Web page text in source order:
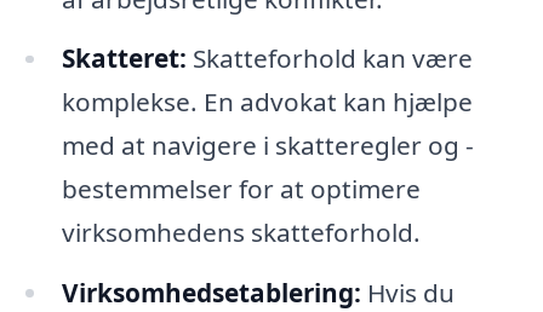
Skatteret: Skatteforhold kan være
komplekse. En advokat kan hjælpe
med at navigere i skatteregler og -
bestemmelser for at optimere
virksomhedens skatteforhold.
Virksomhedsetablering: Hvis du